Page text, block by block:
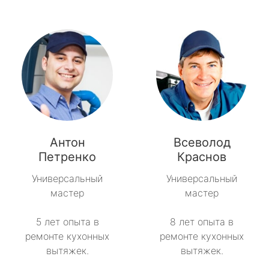
Антон
Петренко
Универсальный
мастер
5 лет опыта в
ремонте кухонных
вытяжек.
Всеволод
Краснов
Универсальный
мастер
8 лет опыта в
ремонте кухонных
вытяжек.